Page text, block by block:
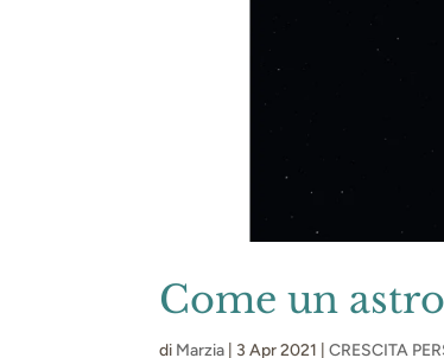
Come un
di Marzia 3 Apr 2021 |CRESCITA